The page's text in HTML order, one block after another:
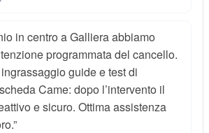
in centro a Galliera abbiamo
programmata del cancello.
guide e test di
Came: dopo l’intervento il
e sicuro. Ottima assistenza